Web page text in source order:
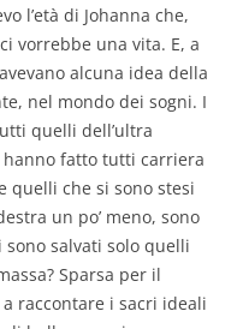
l’età di Johanna che,
vorrebbe una vita. E, a
alcuna idea della
nel mondo dei sogni. I
quelli dell’ultra
hanno fatto tutti carriera
quelli che si sono stesi
un po’ meno, sono
salvati solo quelli
Sparsa per il
raccontare i sacri ideali